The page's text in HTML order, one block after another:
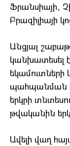
Ֆրանսիայի,
Բրազիլիայի
Անցյալ
կանխատեսել
եկամուտների
պահպանման
երկրի
թվականին
Ավելի վաղ